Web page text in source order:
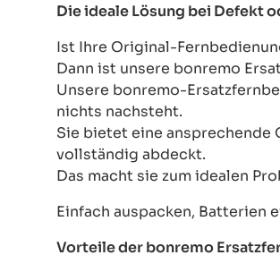
Die ideale Lösung bei Defekt
Ist Ihre Original-
Dann ist unsere bonremo
Unsere bonremo-
nichts nachsteht.
Sie bietet eine ansprechende
vollständig abdeckt.
Das macht sie zum idealen
Einfach auspacken, Batterien
Vorteile der bonremo